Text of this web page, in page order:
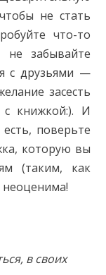
не стать
что-то
забывайте
с друзьями —
засесть
книжкой:). И
поверьте
которую вы
(таким, как
в своих